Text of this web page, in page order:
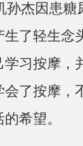
杰因患糖
了轻生念
习按摩，
了按摩，
希望。